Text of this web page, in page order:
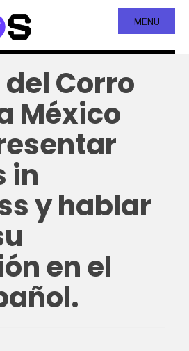
MENU
Corro
México
in
y hablar
en el